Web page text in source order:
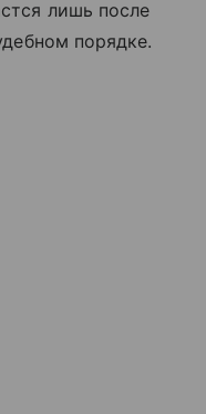
лишь после
порядке.